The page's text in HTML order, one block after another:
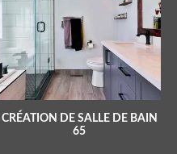
CRÉATION DE SALLE DE BAIN
65